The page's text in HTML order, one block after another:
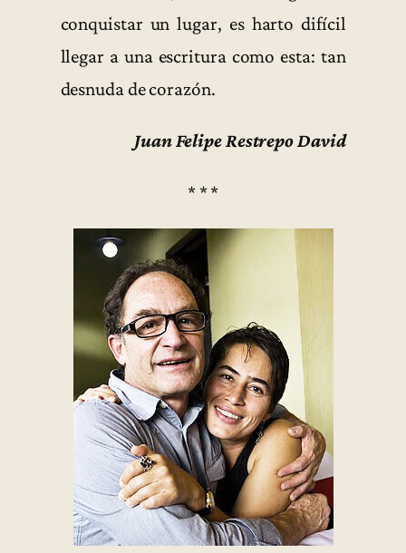
conquistar un lugar, es harto difícil
llegar a una escritura como esta: tan
desnuda de corazón.
Juan Felipe Restrepo David
* * *